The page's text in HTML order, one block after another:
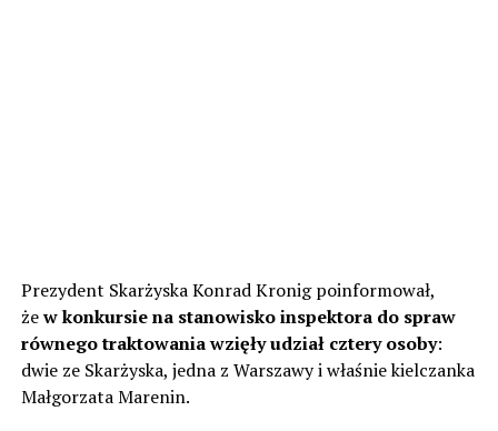
Prezydent Skarżyska Konrad Kronig poinformował,
żew konkursie na stanowisko inspektora do spraw
równego traktowania wzięły udział cztery osoby:
dwie ze Skarżyska, jedna z Warszawy i właśnie kielczanka
Małgorzata Marenin.